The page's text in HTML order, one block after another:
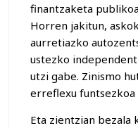
finantzaketa
Horren jakitun,
aurretiazko
ustezko
utzi gabe. Zinismo
erreflexu funtsezkoa
Eta zientzian bezala